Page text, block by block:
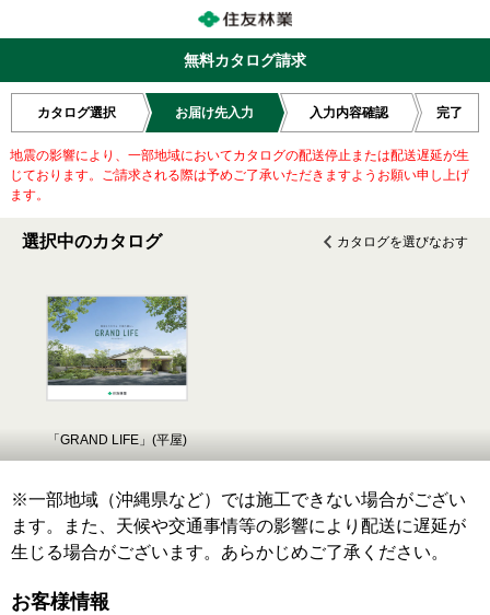
無料カタログ請求
カタログ選択 お届け先入力 入力内容確認 完了
地震の影響により、一部地域においてカタログの配送停止または配送遅延が生
じております。ご請求される際は予めご了承いただきますようお願い申し上げ
ます。
選択中のカタログ カタログを選びなおす
「GRAND LIFE」(平屋)
※一部地域（沖縄県など）では施工できない場合がござい
ます。また、天候や交通事情等の影響により配送に遅延が
生じる場合がございます。あらかじめご了承ください。
お客様情報